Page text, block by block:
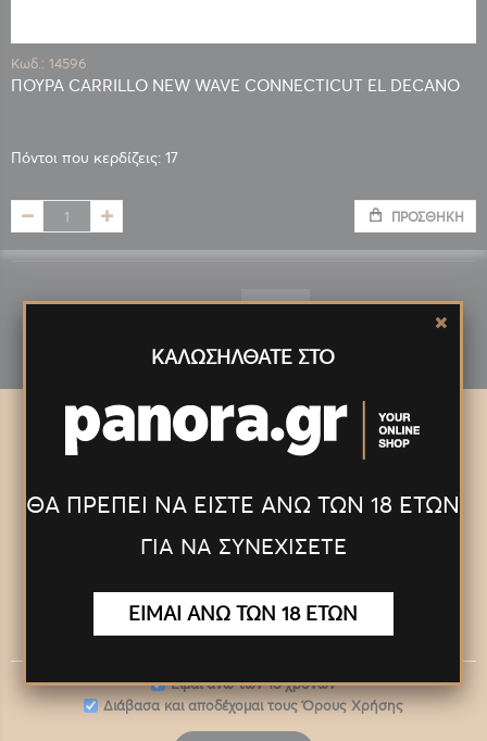
Κωδ.: 14596
ΠΟΥΡΑ CARRILLO NEW WAVE CONNECTICUT EL DECANO
Πόντοι που κερδίζεις: 17
ΠΡΟΣΘΉΚΗ
Εμφάνιση
Panora Newsletter
Eίμαι άνω των 18 χρονών
Διάβασα και αποδέχομαι τουςΌρους Χρήσης
ΚΑΛΩΣΗΛΘΑΤΕ ΣΤΟ
ΘΑ ΠΡΕΠΕΙ ΝΑ ΕΙΣΤΕ ΑΝΩ ΤΩΝ 18 ΕΤΩΝ
ΓΙΑ ΝΑ ΣΥΝΕΧΙΣΕΤΕ
ΕΙΜΑΙ ΑΝΩ ΤΩΝ 18 ΕΤΩΝ